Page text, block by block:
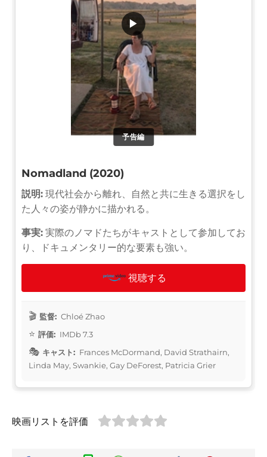
予告編
▶
Nomadland (2020)
説明: 現代社会から離れ、自然と共に生きる選択をし
た人々の姿が静かに描かれる。
事実: 実際のノマドたちがキャストとして参加してお
り、ドキュメンタリー的な要素も強い。
視聴する
監督: Chloé Zhao
評価: IMDb 7.3
キャスト: Frances McDormand, David Strathairn,
Linda May, Swankie, Gay DeForest, Patricia Grier
映画リストを評価